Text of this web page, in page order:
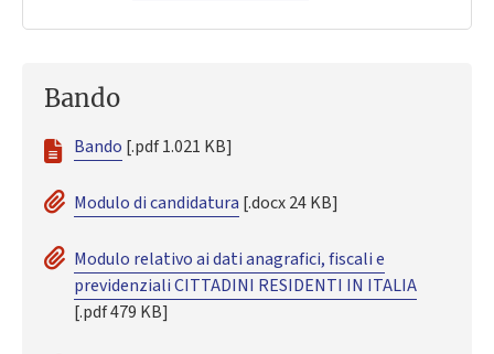
Bando
Bando [.pdf 1.021 KB]
Modulo di candidatura [.docx 24 KB]
Modulo relativo ai dati anagrafici, fiscali e
previdenziali CITTADINI RESIDENTI IN ITALIA
[.pdf 479 KB]